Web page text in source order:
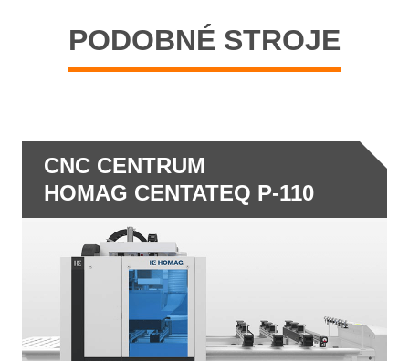
PODOBNÉ STROJE
CNC CENTRUM
HOMAG CENTATEQ P-110